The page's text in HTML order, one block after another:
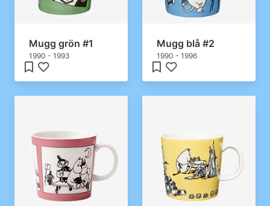
Mugg grön #1
1990 - 1993
Mugg blå #2
1990 - 1996